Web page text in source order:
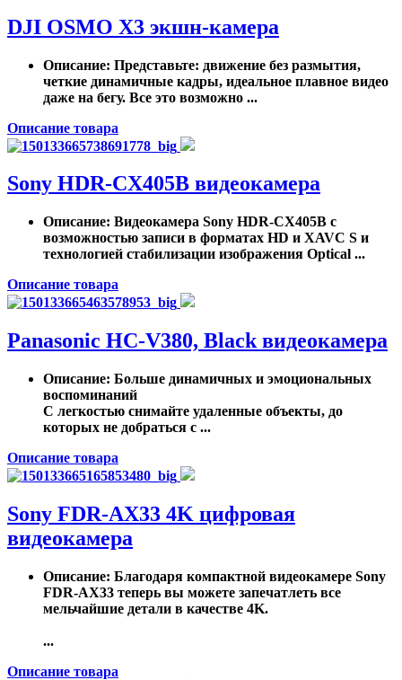
DJI OSMO X3 экшн-камера
Описание: Представьте: движение без размытия,
четкие динамичные кадры, идеальное плавное видео
даже на бегу. Все это возможно ...
Описание товара
Sony HDR-CX405B видеокамера
Описание: Видеокамера Sony HDR-CX405B с
возможностью записи в форматах HD и XAVC S и
технологией стабилизации изображения Optical ...
Описание товара
Panasonic HC-V380, Black видеокамера
Описание: Больше динамичных и эмоциональных
воспоминаний
С легкостью снимайте удаленные объекты, до
которых не добраться с ...
Описание товара
Sony FDR-AX33 4K цифровая
видеокамера
Описание: Благодаря компактной видеокамере Sony
FDR-AX33 теперь вы можете запечатлеть все
мельчайшие детали в качестве 4K.
...
Описание товара